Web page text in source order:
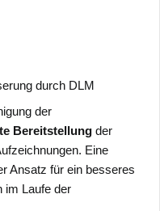
durch DLM
der
Bereitstellungder
Eine
Ansatz für ein besseres
im Laufe der